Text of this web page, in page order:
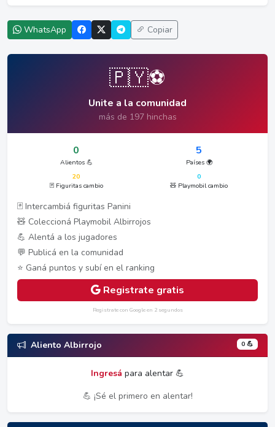
WhatsApp Copiar
🇵🇾⚽
Unite a la comunidad
más de 197 hinchas
0
Alientos 💪
5
Países 🌍
20
🃏 Figuritas cambio
0
🧸 Playmobil cambio
🃏 Intercambiá figuritas Panini
🧸 Coleccioná Playmobil Albirrojos
💪 Alentá a los jugadores
💬 Publicá en la comunidad
⭐ Ganá puntos y subí en el ranking
Registrate gratis
Registrate con Google en 2 segundos
Aliento Albirrojo 0 💪
Ingresá para alentar 💪
💪 ¡Sé el primero en alentar!